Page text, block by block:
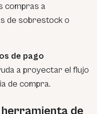
compras a
de sobrestock o
de pago
a proyectar el flujo
de compra.
de